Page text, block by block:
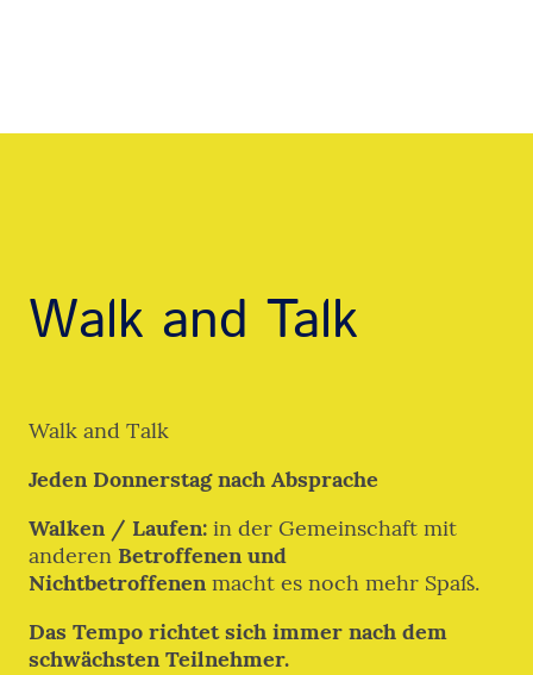
Walk and Talk
Walk and Talk
Jeden Donnerstag nach Absprache
Walken / Laufen: in der Gemeinschaft mit
anderen Betroffenen und
Nichtbetroffenen macht es noch mehr Spaß.
Das Tempo richtet sich immer nach dem
schwächsten Teilnehmer.